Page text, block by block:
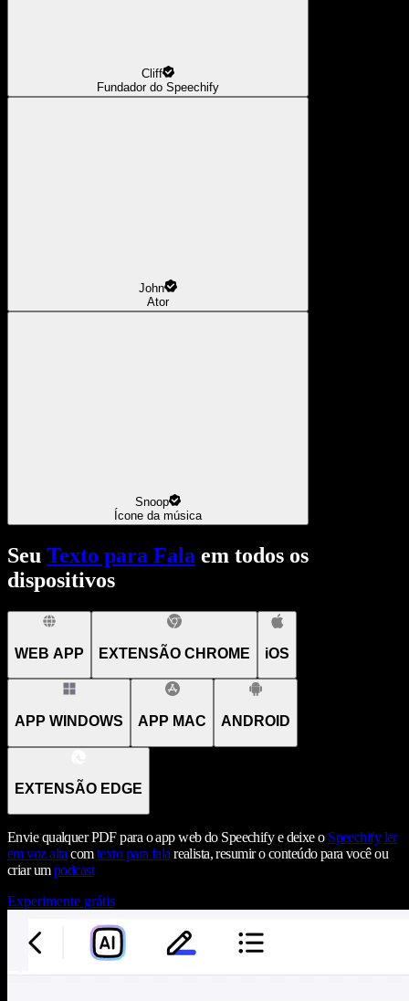
Cliff
Fundador do Speechify
John
Ator
Snoop
Ícone da música
Seu Texto para Fala em todos os
dispositivos
WEB APP EXTENSÃO CHROME iOS
APP WINDOWS APP MAC ANDROID
EXTENSÃO EDGE
Envie qualquer PDF para o app web do Speechify e deixe o Speechify ler
em voz alta comtexto para fala realista, resumir o conteúdo para você ou
criar umpodcast
Experimente grátis